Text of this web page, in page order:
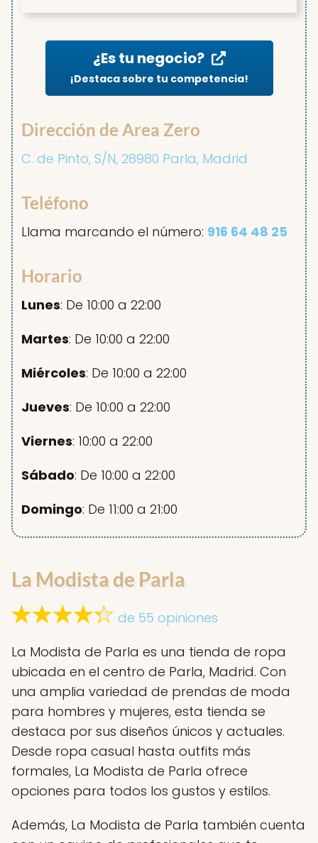
¿Es tu negocio?
¡Destaca sobre tu competencia!
Dirección de Area Zero
C. de Pinto, S/N, 28980 Parla, Madrid
Teléfono
Llama marcando el número: 916 64 48 25
Horario
Lunes: De 10:00 a 22:00
Martes: De 10:00 a 22:00
Miércoles: De 10:00 a 22:00
Jueves: De 10:00 a 22:00
Viernes: 10:00 a 22:00
Sábado: De 10:00 a 22:00
Domingo: De 11:00 a 21:00
La Modista de Parla
de 55 opiniones
La Modista de Parla es una tienda de ropa
ubicada en el centro de Parla, Madrid. Con
una amplia variedad de prendas de moda
para hombres y mujeres, esta tienda se
destaca por sus diseños únicos y actuales.
Desde ropa casual hasta outfits más
formales, La Modista de Parla ofrece
opciones para todos los gustos y estilos.
Además, La Modista de Parla también cuenta